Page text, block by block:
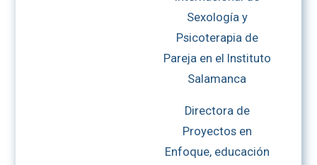
Sexología y
Psicoterapia de
Pareja en el Instituto
Salamanca
Directora de
Proyectos en
Enfoque, educación